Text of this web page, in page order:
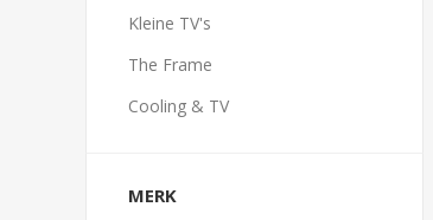
Kleine TV's
The Frame
Cooling & TV
MERK